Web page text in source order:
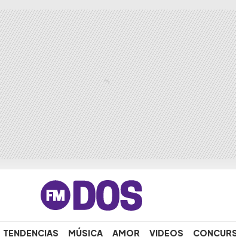
TENDENCIAS MÚSICA AMOR VIDEOS